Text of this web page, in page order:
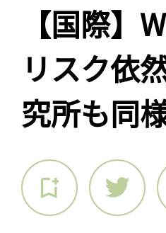
【国際】
リスク依
究所も同